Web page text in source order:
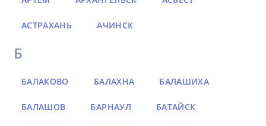
АСТРАХАНЬ АЧИНСК
Б
БАЛАКОВО БАЛАХНА БАЛАШИХА
БАЛАШОВ БАРНАУЛ БАТАЙСК